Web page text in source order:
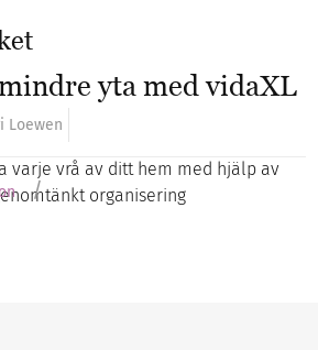
yta med vidaXL
Loewen
varje vrå av ditt hem med hjälp av
organisering
/